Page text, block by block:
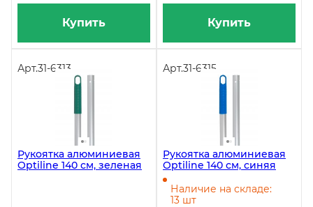
Купить Купить
Арт.31-6313
Рукоятка алюминиевая
Optiline 140 см, зеленая
Арт.31-6315
Рукоятка алюминиевая
Optiline 140 см, синяя
Наличие на складе:
13 шт